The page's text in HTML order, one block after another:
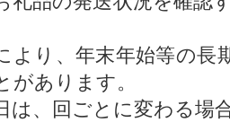
より、年末年始等の長
があります。
は、回ごとに変わる場